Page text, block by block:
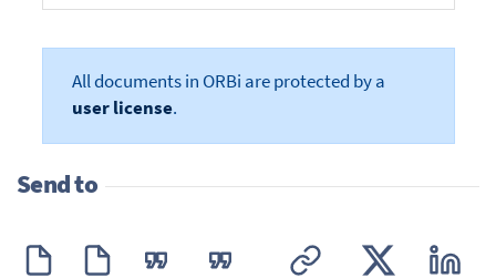
All documents in ORBi are protected by a
user license.
Send to